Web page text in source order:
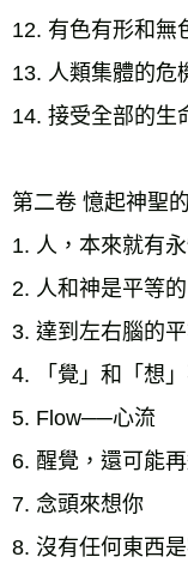
12. 有色有形和無
13. 人類集體的危
14. 接受全部的生
第二卷 憶起神聖
1. 人，本來就有
2. 人和神是平等的
3. 達到左右腦的
4. 「覺」和「想
5. Flow──心流
6. 醒覺，還可能
7. 念頭來想你
8. 沒有任何東西